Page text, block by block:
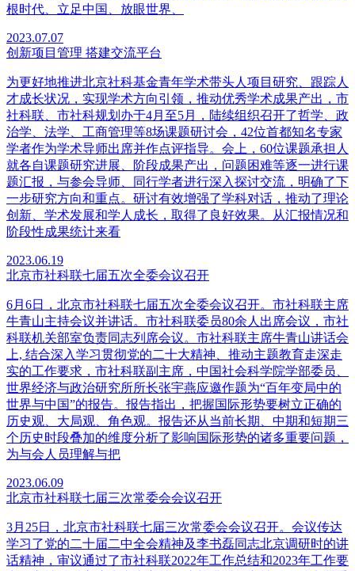
根时代、立足中国、放眼世界、
2023.07.07
创新项目管理 搭建交流平台
为更好地推进北京社科基金青年学术带头人项目研究、跟踪人
才成长状况，实现学术方向引领，推动优秀学术成果产出，市
社科联、市社科规划办于4月至5月，陆续组织召开了哲学、政
治学、法学、工商管理等8场课题研讨会，42位首都知名专家
学者作为学术导师出席并作点评指导。会上，60位课题承担人
就各自课题研究进展、阶段成果产出，问题困难等逐一进行课
题汇报，与参会导师、同行学者进行深入探讨交流，明确了下
一步研究方向和重点。研讨有效增强了学科对话，推动了理论
创新、学术发展和学人成长，取得了良好效果。从汇报情况和
阶段性成果统计来看
2023.06.19
北京市社科联七届五次全委会议召开
6月6日，北京市社科联七届五次全委会议召开。市社科联主席
牛青山主持会议并讲话。市社科联委员80余人出席会议，市社
科联机关部室负责同志列席会议。市社科联主席牛青山讲话会
上, 结合深入学习贯彻党的二十大精神、推动主题教育走深走
实的工作要求，市社科联副主席，中国社会科学院学部委员、
世界经济与政治研究所所长张宇燕应邀作题为“百年变局中的
世界与中国”的报告。报告指出，把握国际形势要树立正确的
历史观、大局观、角色观。报告还从当前长期、中期和短期三
个历史时段叠加的维度分析了影响国际形势的诸多重要问题，
为与会人员理解与把
2023.06.09
北京市社科联七届三次常委会会议召开
3月25日，北京市社科联七届三次常委会会议召开。会议传达
学习了党的二十届二中全会精神及李书磊同志北京调研时的讲
话精神，审议通过了市社科联2022年工作总结和2023年工作要